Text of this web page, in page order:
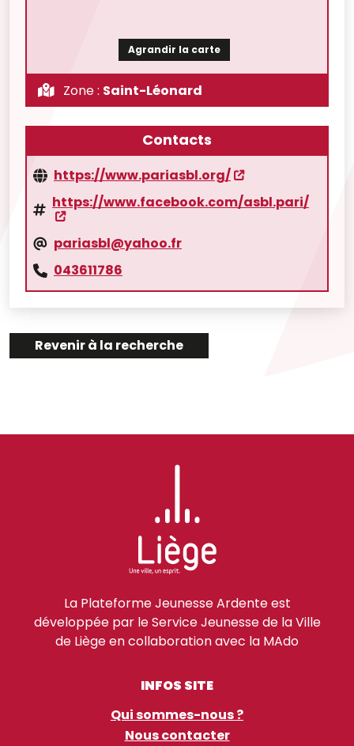
Agrandir la carte
Zone : Saint-Léonard
Contacts
https://www.pariasbl.org/
https://www.facebook.com/asbl.pari/
pariasbl@yahoo.fr
043611786
Revenir à la recherche
La Plateforme Jeunesse Ardente est
développée par le Service Jeunesse de la Ville
de Liège en collaboration avec la MAdo
INFOS SITE
Qui sommes-nous ?
Nous contacter